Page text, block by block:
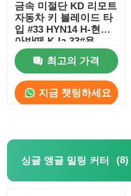
금속 미절단 KD 리모트
자동차 키 블레이드 타
입 #33 HYN14 H-현대
아반떼 K-Ia 33#용
최고의 가격
지금 챗팅하세요
싱글 앵글 밀링 커터 (8)